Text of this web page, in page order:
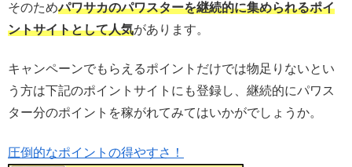
そのためパワサカのパワスターを継続的に集められるポイ
ントサイトとして人気があります。
キャンペーンでもらえるポイントだけでは物足りないとい
う方は下記のポイントサイトにも登録し、継続的にパワス
ター分のポイントを稼がれてみてはいかがでしょうか。
圧倒的なポイントの得やすさ！